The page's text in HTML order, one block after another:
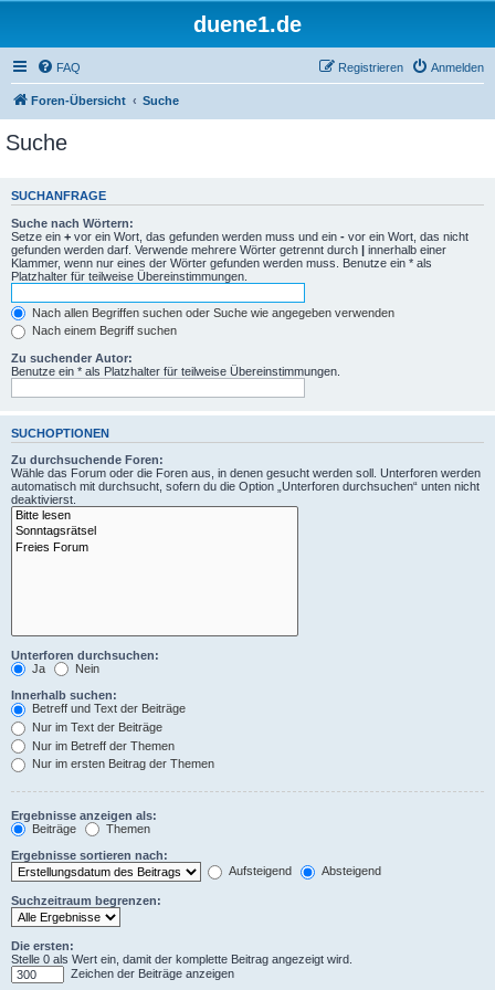
duene1.de
FAQ Anmelden
Registrieren
Foren-Übersicht Suche
Suche
SUCHANFRAGE
Suche nach Wörtern:
Setze ein + vor ein Wort, das gefunden werden muss und ein - vor ein Wort, das nicht
gefunden werden darf. Verwende mehrere Wörter getrennt durch | innerhalb einer
Klammer, wenn nur eines der Wörter gefunden werden muss. Benutze ein * als
Platzhalter für teilweise Übereinstimmungen.
Nach allen Begriffen suchen oder Suche wie angegeben verwenden
Nach einem Begriff suchen
Zu suchender Autor:
Benutze ein * als Platzhalter für teilweise Übereinstimmungen.
SUCHOPTIONEN
Zu durchsuchende Foren:
Wähle das Forum oder die Foren aus, in denen gesucht werden soll. Unterforen werden
automatisch mit durchsucht, sofern du die Option „Unterforen durchsuchen“ unten nicht
deaktivierst.
Unterforen durchsuchen:
Ja
Nein
Innerhalb suchen:
Betreff und Text der Beiträge
Nur im Text der Beiträge
Nur im Betreff der Themen
Nur im ersten Beitrag der Themen
Ergebnisse anzeigen als:
Beiträge
Themen
Ergebnisse sortieren nach:
Aufsteigend
Absteigend
Suchzeitraum begrenzen:
Die ersten:
Stelle 0 als Wert ein, damit der komplette Beitrag angezeigt wird.
Zeichen der Beiträge anzeigen